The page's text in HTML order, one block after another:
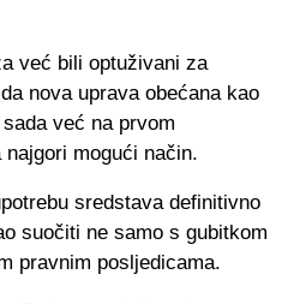
već bili optuživani za
nova uprava obećana kao
već na prvom
mogući način.
sredstava definitivno
suočiti ne samo s gubitkom
pravnim posljedicama.